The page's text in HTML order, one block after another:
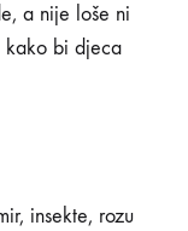
a nije loše ni
kako bi djeca
insekte, rozu